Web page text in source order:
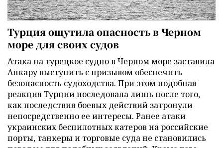
Турция ощутила опасность в Черном
море для своих судов
Атака на турецкое судно в Черном море заставила
Анкару выступить с призывом обеспечить
безопасность судоходства. При этом подобная
реакция Турции последовала лишь после того,
как последствия боевых действий затронули
непосредственно ее интересы. Ранее атаки
украинских беспилотных катеров на российские
порты, танкеры и торговые суда не становились